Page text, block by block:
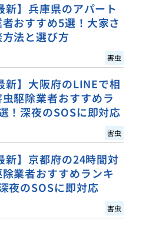
新】兵庫県のアパート
おすすめ5選！大家さ
法と選び方
害虫
新】大阪府のLINEで相
駆除業者おすすめラ
！深夜のSOSに即対応
害虫
新】京都府の24時間対
業者おすすめランキ
夜のSOSに即対応
害虫